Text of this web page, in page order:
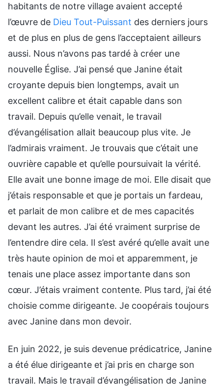
habitants de notre village avaient accepté
l’œuvre de Dieu Tout-Puissant des derniers jours
et de plus en plus de gens l’acceptaient ailleurs
aussi. Nous n’avons pas tardé à créer une
nouvelle Église. J’ai pensé que Janine était
croyante depuis bien longtemps, avait un
excellent calibre et était capable dans son
travail. Depuis qu’elle venait, le travail
d’évangélisation allait beaucoup plus vite. Je
l’admirais vraiment. Je trouvais que c’était une
ouvrière capable et qu’elle poursuivait la vérité.
Elle avait une bonne image de moi. Elle disait que
j’étais responsable et que je portais un fardeau,
et parlait de mon calibre et de mes capacités
devant les autres. J’ai été vraiment surprise de
l’entendre dire cela. Il s’est avéré qu’elle avait une
très haute opinion de moi et apparemment, je
tenais une place assez importante dans son
cœur. J’étais vraiment contente. Plus tard, j’ai été
choisie comme dirigeante. Je coopérais toujours
avec Janine dans mon devoir.
En juin 2022, je suis devenue prédicatrice, Janine
a été élue dirigeante et j’ai pris en charge son
travail. Mais le travail d’évangélisation de Janine